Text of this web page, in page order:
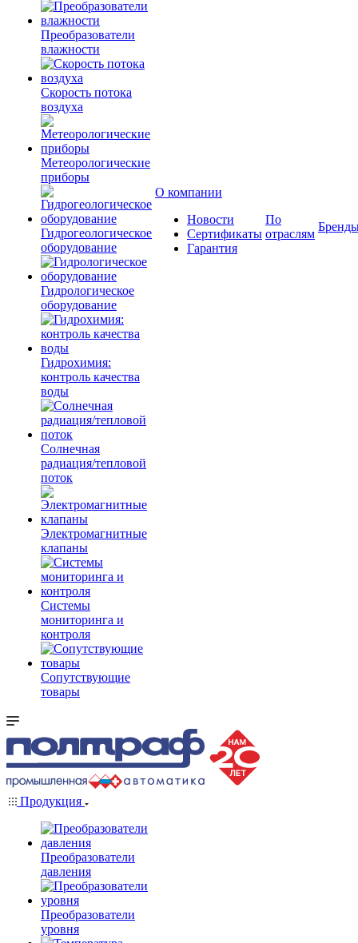
Преобразователи
влажности
Скорость потока
воздуха
Метеорологические
приборы
Гидрогеологическое
оборудование
Гидрологическое
оборудование
Гидрохимия:
контроль качества
воды
Солнечная
радиация/тепловой
поток
Электромагнитные
клапаны
Системы
мониторинга и
контроля
Сопутствующие
товары
О компании
Новости
Сертификаты
Гарантия
По
отраслям
Продукция
Преобразователи
давления
Преобразователи
уровня